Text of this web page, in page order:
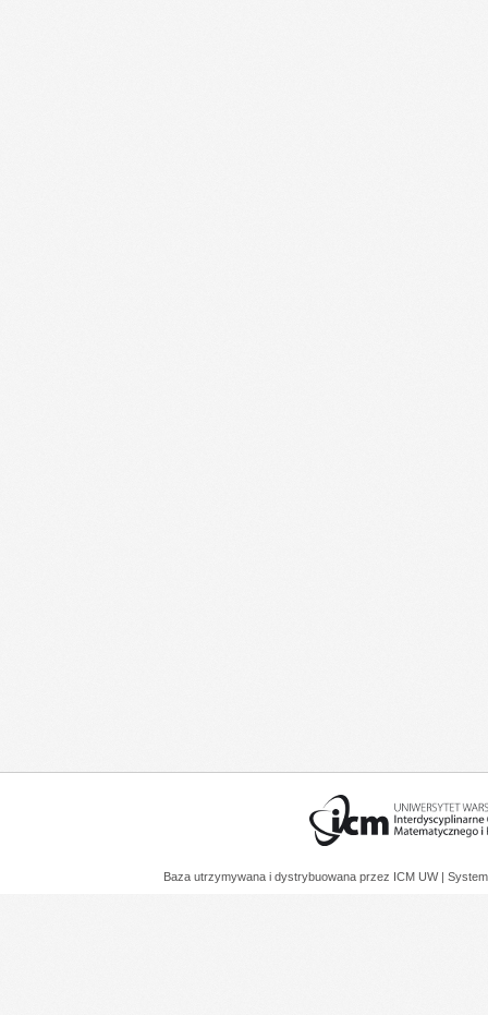
Baza utrzymywana i dystrybuowana przez ICM UW |